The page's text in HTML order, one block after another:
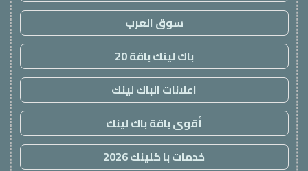
سوق العرب
باك لينك باقة 20
اعلانات الباك لينك
أقوى باقة باك لينك
خدمات با كلينك 2026